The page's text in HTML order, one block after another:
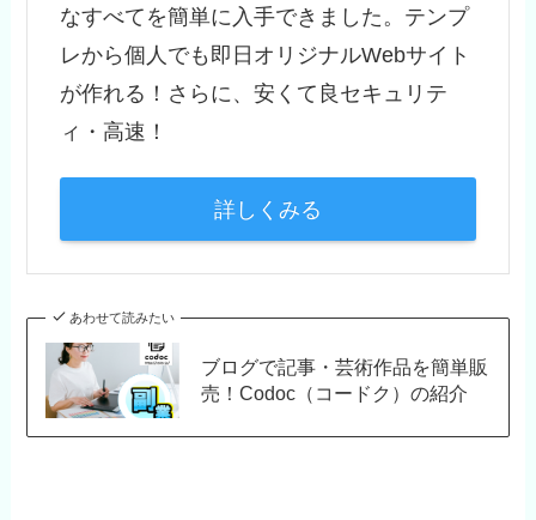
なすべてを簡単に入手できました。テンプ
レから個人でも即日オリジナルWebサイト
が作れる！さらに、安くて良セキュリテ
ィ・高速！
詳しくみる
あわせて読みたい
ブログで記事・芸術作品を簡単販
売！Codoc（コードク）の紹介